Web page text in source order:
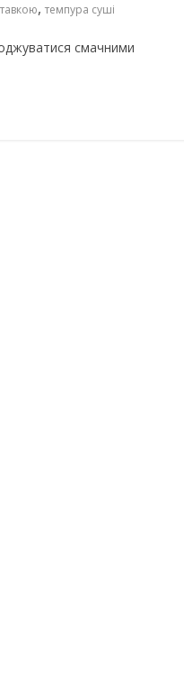
, темпура суші
смачними